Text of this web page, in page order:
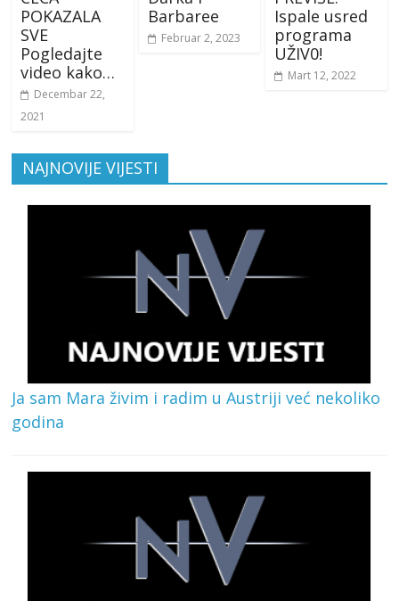
POKAZALA
SVE
Pogledajte
video kako…
Decembar 22,
2021
Barbaree
Februar 2, 2023
Ispale usred
programa
UŽIV0!
Mart 12, 2022
NAJNOVIJE VIJESTI
Ja sam Mara živim i radim u Austriji već nekoliko
godina